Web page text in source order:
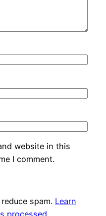
website in this
I comment.
spam. Learn